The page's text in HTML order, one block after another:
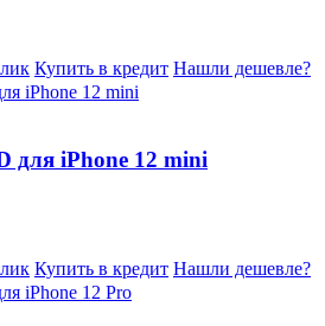
Купить в кредит Нашли дешевле?
для iPhone 12 mini
Купить в кредит Нашли дешевле?